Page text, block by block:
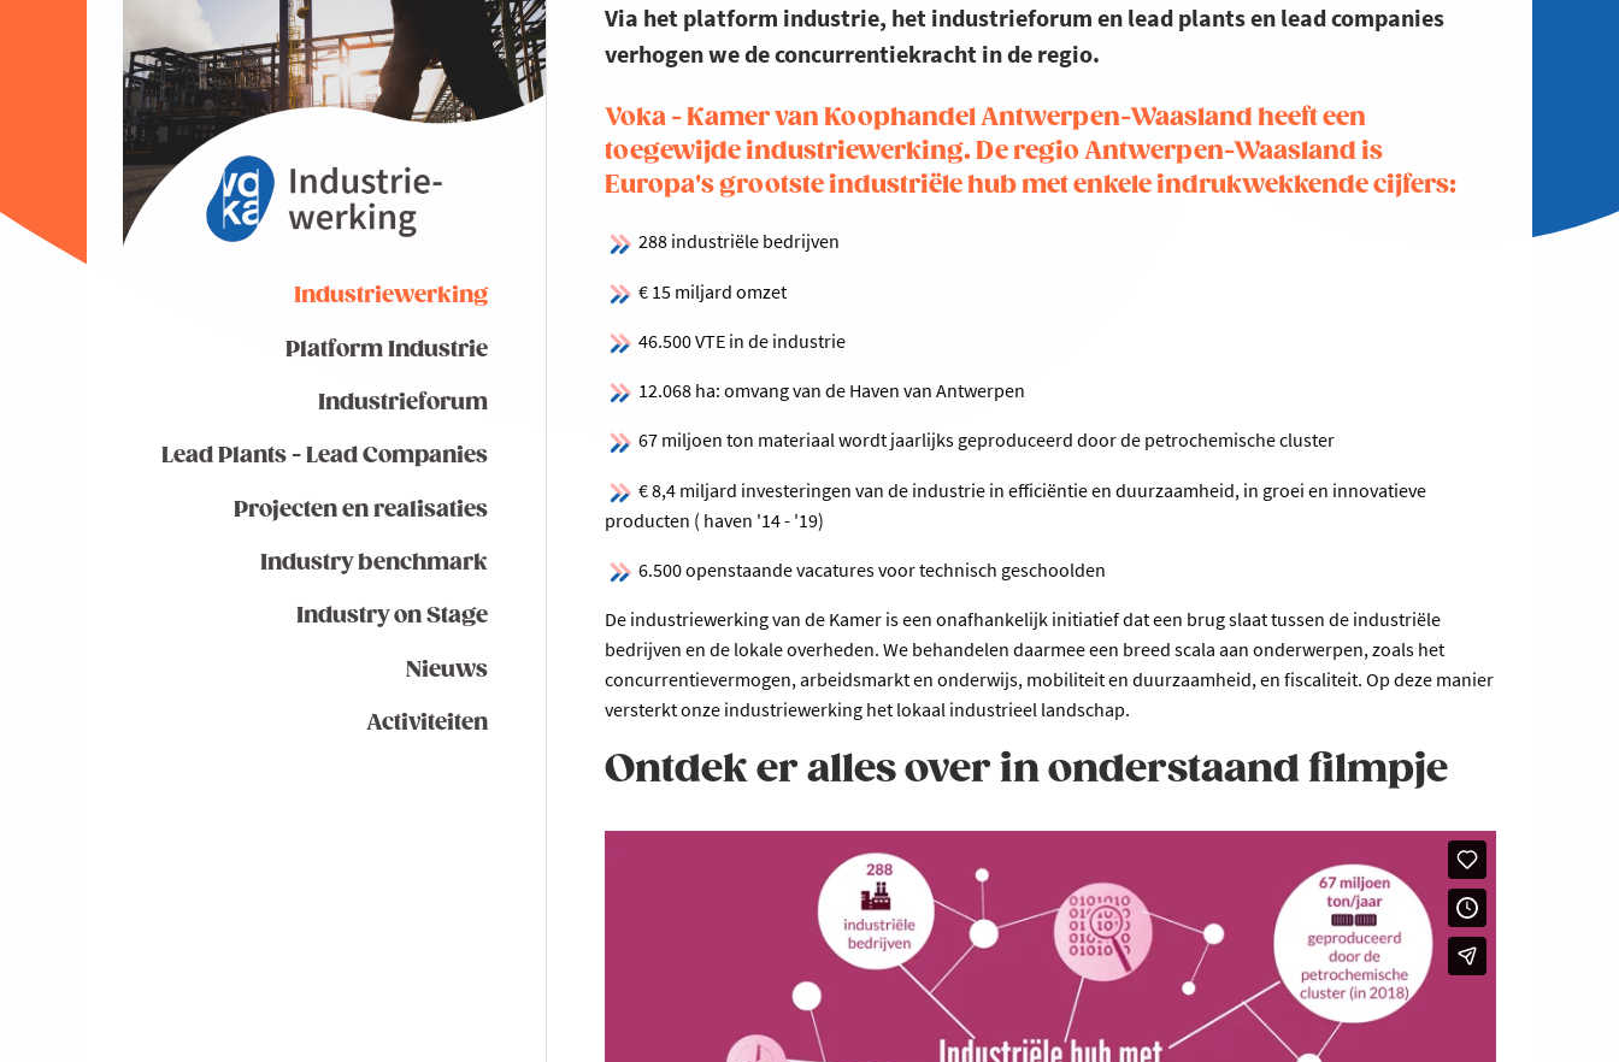
Industriewerking
Platform Industrie
Industrieforum
Lead Plants - Lead Companies
Projecten en realisaties
Industry benchmark
Industry on Stage
Nieuws
Activiteiten
Via het platform industrie, het industrieforum en lead plants en lead companies
verhogen we de concurrentiekracht in de regio.
Voka - Kamer van Koophandel Antwerpen-Waasland heeft een
toegewijde industriewerking. De regio Antwerpen-Waasland is
Europa's grootste industriële hub met enkele indrukwekkende cijfers:
288 industriële bedrijven
€ 15 miljard omzet
46.500 VTE in de industrie
12.068 ha: omvang van de Haven van Antwerpen
67 miljoen ton materiaal wordt jaarlijks geproduceerd door de petrochemische cluster
€ 8,4 miljard investeringen van de industrie in efficiëntie en duurzaamheid, in groei en innovatieve
producten ( haven '14 - '19)
6.500 openstaande vacatures voor technisch geschoolden
De industriewerking van de Kamer is een onafhankelijk initiatief dat een brug slaat tussen de industriële
bedrijven en de lokale overheden. We behandelen daarmee een breed scala aan onderwerpen, zoals het
concurrentievermogen, arbeidsmarkt en onderwijs, mobiliteit en duurzaamheid, en fiscaliteit. Op deze manier
versterkt onze industriewerking het lokaal industrieel landschap.
Ontdek er alles over in onderstaand filmpje